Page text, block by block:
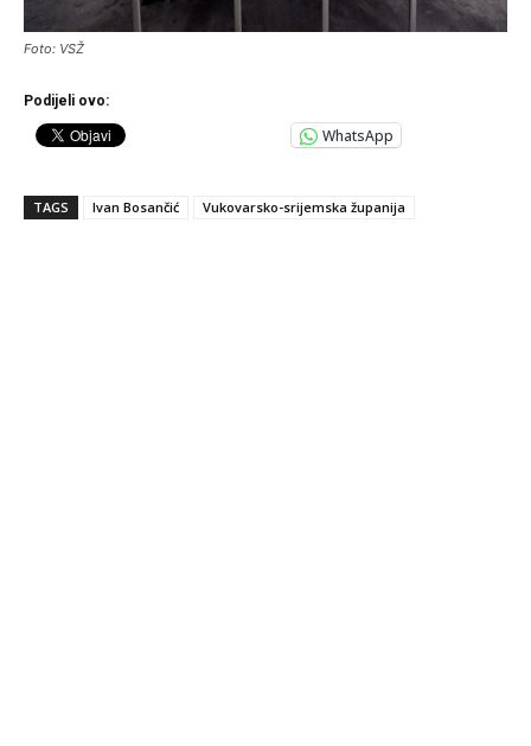
Foto: VSŽ
Podijeli ovo:
WhatsApp
TAGS Ivan Bosančić Vukovarsko-srijemska županija